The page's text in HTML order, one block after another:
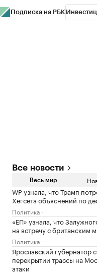
Подписка на РБК
Все новости
Весь мир
WP узнала, что Трамп
Хегсета объяснений по
Политика
«ЕП» узнала, что
на встречу с британским
Политика
Ярославский губернатор
перекрытии трассы на
атаки